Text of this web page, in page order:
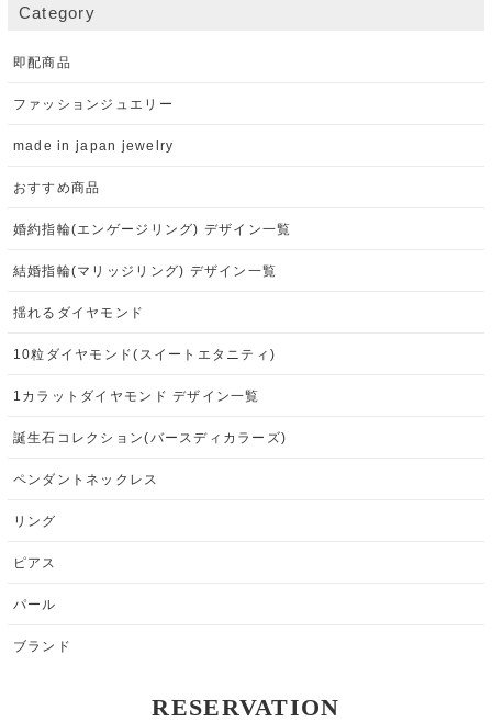
Category
即配商品
ファッションジュエリー
made in japan jewelry
おすすめ商品
婚約指輪(エンゲージリング) デザイン一覧
結婚指輪(マリッジリング) デザイン一覧
揺れるダイヤモンド
10粒ダイヤモンド(スイートエタニティ)
1カラットダイヤモンド デザイン一覧
誕生石コレクション(バースディカラーズ)
ペンダントネックレス
リング
ピアス
パール
ブランド
RESERVATION